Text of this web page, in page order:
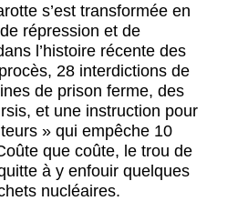
s’est transformée en
répression et de
l’histoire récente des
28 interdictions de
de prison ferme, des
et une instruction pour
» qui empêche 10
que coûte, le trou de
à y enfouir quelques
nucléaires.